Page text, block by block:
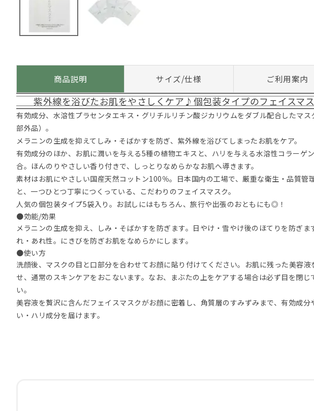
商品説明 サイズ/仕様 ご利用案内
紫外線を浴びたお肌をやさしくケア♪個包装タイプのフェイスマ
有効成分、水溶性プラセンタエキス・グリチルリチン酸ジカリウムをダブル配合したマス
部外品）。
メラニンの生成を抑えてしみ・そばかすを防ぎ、紫外線を浴びてしまったお肌をケア。
有効成分のほか、お肌に潤いを与える5種の植物エキスと、ハリを与える水溶性コラーゲ
合。ほんのりやさしい香り付きで、しっとりなめらかなお肌へ導きます。
素材はお肌にやさしい国産天然コットン100％。日本国内の工場で、厳重な衛生・品質管
と、一つひとつ丁寧につくっている、こだわりのフェイスマスク。
人気の個包装タイプ5袋入り。お試しにはもちろん、旅行や出張のおともにも◎！
●効能/効果
メラニンの生成を抑え、しみ・そばかすを防ぎます。日やけ・雪やけ後のほてりを防ぎま
れ・あれ性。にきびを防ぎお肌をなめらかにします。
●使い方
洗顔後、マスクの目と口部分を合わせてお顔に貼り付けてください。お肌に残った美容液
せ、通常のスキンケアをおこないます。なお、まぶたの上をケアする場合は必ず目を閉じ
い。
美容液を贅沢に含んだフェイスマスクがお顔に密着し、角質層のすみずみまで、有効成分
い・ハリ成分を届けます。